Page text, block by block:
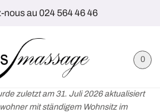
au 024 564 46 46
0
zuletzt am 31. Juli 2026 aktualisiert
mit ständigem Wohnsitz im